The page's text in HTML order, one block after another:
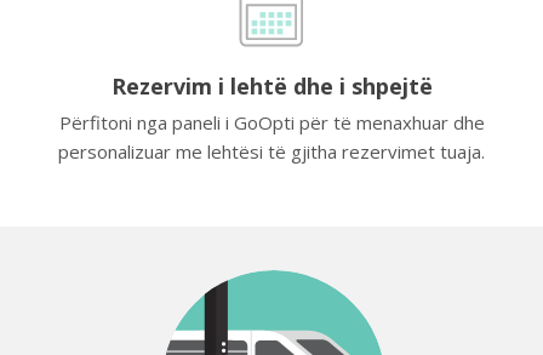
Rezervim i lehtë dhe i shpejtë
Përfitoni nga paneli i GoOpti për të menaxhuar dhe
personalizuar me lehtësi të gjitha rezervimet tuaja.